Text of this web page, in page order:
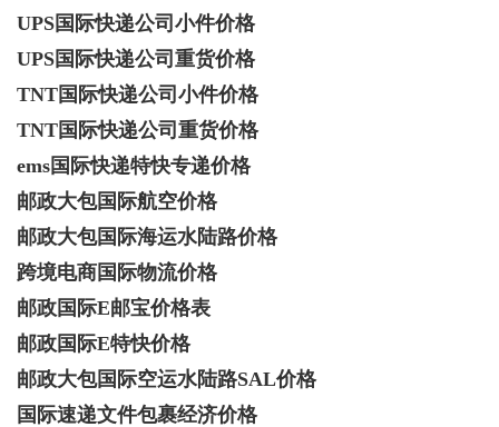
UPS国际快递公司小件价格
UPS国际快递公司重货价格
TNT国际快递公司小件价格
TNT国际快递公司重货价格
ems国际快递特快专递价格
邮政大包国际航空价格
邮政大包国际海运水陆路价格
跨境电商国际物流价格
邮政国际E邮宝价格表
邮政国际E特快价格
邮政大包国际空运水陆路SAL价格
国际速递文件包裹经济价格